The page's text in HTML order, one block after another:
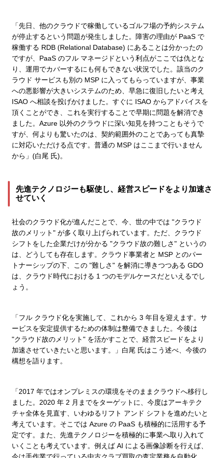
「先日、他のクラウドで稼働しているゴルフ場の予約システム
が停止するという問題が発生しました。障害の理由が PaaS で
稼働する RDB (Relational Database) にあることは分かったの
ですが、PaaS のフル マネージドという利点がここでは仇とな
り、運用でカバーするにも何もできない状況でした。該当のク
ラウド サービスも別の MSP に入ってもらっていますが、事業
への悪影響が大きいシステムのため、早急に復旧したいと考え
ISAO へ相談を投げかけました。すぐに ISAO からアドバイスを
頂くことができ、これを実行することで早期に問題を解消でき
ました。Azure 以外のクラウドに深い知見を持つこともそうで
すが、何よりも驚いたのは、契約範囲外のことであっても真摯
に対応いただける点です。普通の MSP はここまで行いません
から」(白尾 氏)。
先進テクノロジーも駆使し、経営スピードをより加速さ
せていく
社会のクラウド化が進んだことで、今、世の中では "クラウド
故のメリット" が多く取り上げられています。ただ、クラウド
シフトをした企業だけが分かる "クラウド故の難しさ" というの
は、どうしても存在します。クラウド事業者と MSP とのパー
トナーシップの下、この "難しさ" を解消に導きつつある GDO
は、クラウド時代における 1 つのモデルケースだといえるでし
ょう。
「フル クラウド化を実施して、これから 3 年目を迎えます。サ
ービスを安定提供するための体制は整備できました。今後は
"クラウド故のメリット" を活かすことで、経営スピードをより
加速させていきたいと思います。」白尾 氏はこう述べ、今後の
構想を語ります。
「2017 年ではオンプレミスの環境をそのままクラウドへ移行し
ました。2020 年 2 月までをターゲットに、今度はアーキテク
チャ全体を見直す、いわゆるリフト アンド シフトを進めたいと
考えています。そこでは Azure の PaaS も積極的に活用する予
定です。また、先進テクノロジーを積極的に事業へ取り入れて
いくことも考えています。例えば AI による画像診断を行えば、